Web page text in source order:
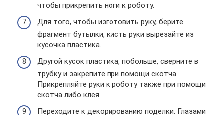
чтобы прикрепить ноги к роботу.
Для того, чтобы изготовить руку, берите
фрагмент бутылки, кисть руки вырезайте из
кусочка пластика.
Другой кусок пластика, побольше, сверните в
трубку и закрепите при помощи скотча.
Прикрепляйте руки к роботу также при помощи
скотча либо клея.
Переходите к декорированию поделки. Глазами